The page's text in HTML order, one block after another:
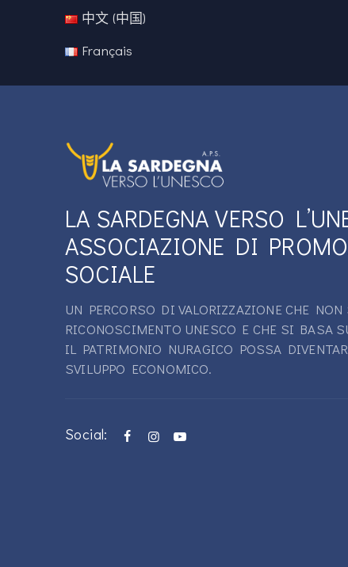
中文 (中国)
Français
LA SARDEGNA VERSO
ASSOCIAZIONE DI
SOCIALE
UN PERCORSO DI VALORIZZAZIONE CHE
RICONOSCIMENTO UNESCO E CHE SI BASA
IL PATRIMONIO NURAGICO POSSA
SVILUPPO ECONOMICO.
Social: